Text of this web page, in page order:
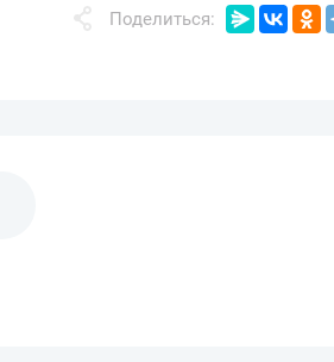
Поделиться: